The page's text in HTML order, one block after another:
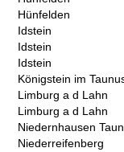
Hünfelden
Idstein
Idstein
Idstein
Königstein im
Limburg a d Lahn
Limburg a d Lahn
Niedernhausen
Niederreifenberg